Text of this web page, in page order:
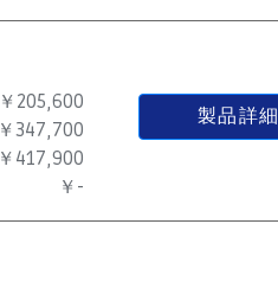
￥205,600
￥347,700
￥417,900
￥-
製品詳細